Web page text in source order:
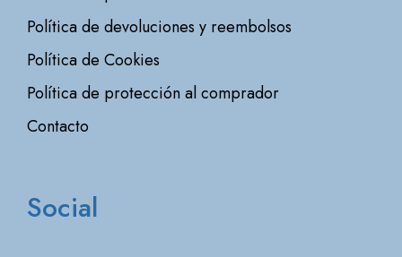
Política de devoluciones y reembolsos
Política de Cookies
Política de protección al comprador
Contacto
Social